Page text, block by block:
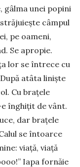
gâlma unei popini
câmpul
pe oameni,
Se apropie.
lor se întrece cu
atâta liniște
Cu brațele
înghițit de vânt.
dar brațele
se întoarce
viață, viață
Iapa fornăie